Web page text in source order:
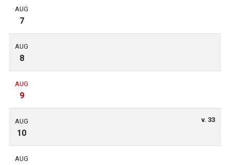
AUG
7
AUG
8
AUG
9
AUG
10
v. 33
AUG